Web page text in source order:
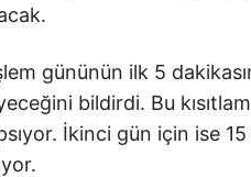
gününün ilk 5
bildirdi. Bu
İkinci gün için ise